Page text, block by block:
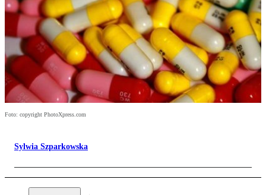
Foto: copyright PhotoXpress.com
Sylwia Szparkowska